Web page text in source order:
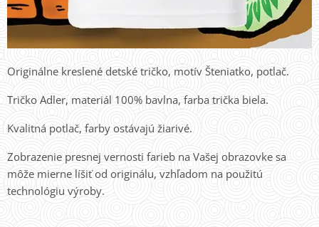
Originálne kreslené detské tričko, motív Šteniatko, potlač.
Tričko Adler, materiál 100% bavlna, farba trička biela.
Kvalitná potlač, farby ostávajú žiarivé.
Zobrazenie presnej vernosti farieb na Vašej obrazovke sa
môže mierne líšiť od originálu, vzhľadom na použitú
technológiu výroby.